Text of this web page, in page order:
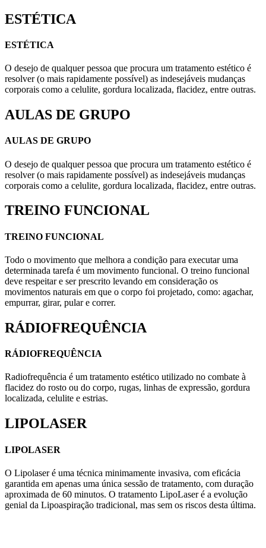
ESTÉTICA
ESTÉTICA
O desejo de qualquer pessoa que procura um tratamento estético é
resolver (o mais rapidamente possível) as indesejáveis mudanças
corporais como a celulite, gordura localizada, flacidez, entre outras.
AULAS DE GRUPO
AULAS DE GRUPO
O desejo de qualquer pessoa que procura um tratamento estético é
resolver (o mais rapidamente possível) as indesejáveis mudanças
corporais como a celulite, gordura localizada, flacidez, entre outras.
TREINO FUNCIONAL
TREINO FUNCIONAL
Todo o movimento que melhora a condição para executar uma
determinada tarefa é um movimento funcional. O treino funcional
deve respeitar e ser prescrito levando em consideração os
movimentos naturais em que o corpo foi projetado, como: agachar,
empurrar, girar, pular e correr.
RÁDIOFREQUÊNCIA
RÁDIOFREQUÊNCIA
Radiofrequência é um tratamento estético utilizado no combate à
flacidez do rosto ou do corpo, rugas, linhas de expressão, gordura
localizada, celulite e estrias.
LIPOLASER
LIPOLASER
O Lipolaser é uma técnica minimamente invasiva, com eficácia
garantida em apenas uma única sessão de tratamento, com duração
aproximada de 60 minutos. O tratamento LipoLaser é a evolução
genial da Lipoaspiração tradicional, mas sem os riscos desta última.